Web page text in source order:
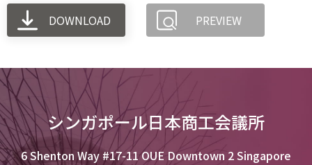
DOWNLOAD PREVIEW
シンガポール日本商工会議所
6 Shenton Way #17-11 OUE Downtown 2 Singapore